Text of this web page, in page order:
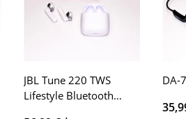
JBL Tune 220 TWS
Lifestyle Bluetooth
DA-